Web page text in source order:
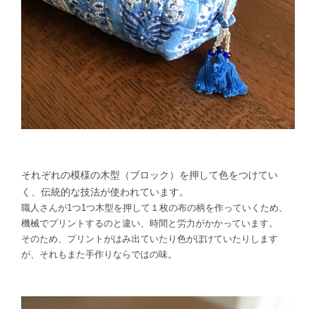
それぞれの模様の木型（ブロック）を押して色をつけてい
く、伝統的な技法が使われています。
職人さんが1つ1つ木型を押して１枚の布の柄を作っていくため、
機械でプリントするのと違い、時間と労力がかかっています。
そのため、プリントがはみ出ていたり色がぼけていたりします
が、それもまた手作りならではの味。